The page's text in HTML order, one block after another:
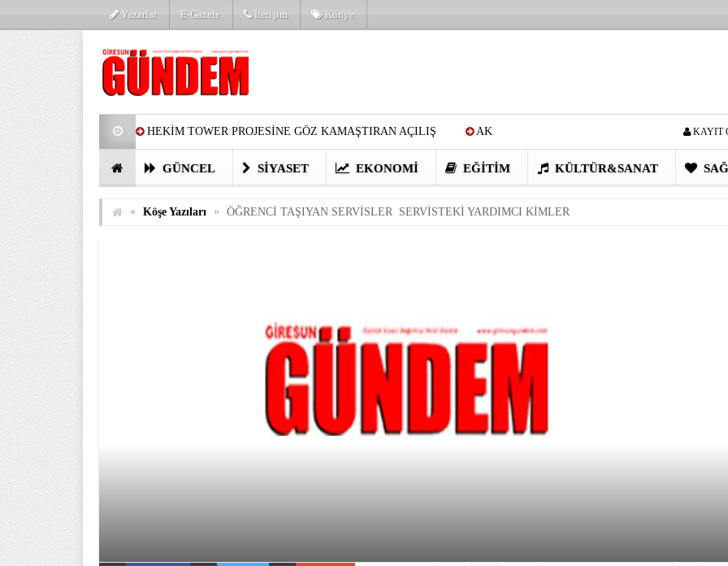
Yazarlar E-Gazete İletişim Künye
HEKİM TOWER PROJESİNE GÖZ KAMAŞTIRAN AÇILIŞ AK
PARTİ’DE YENİ YÜZLER HARUN CİCİ: VİDEOYU GÖRÜNCE
KAYIT
GÜNCEL SIYASET EKONOMI EĞITIM KÜLTÜR&SANAT
» Köşe Yazıları » ÖĞRENCİ TAŞIYAN SERVİSLER SERVİSTEKİ YARDIMCI KİMLER